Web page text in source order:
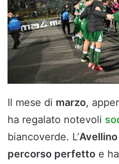
Il mese di marzo,
ha regalato notevoli
biancoverde. L’Avellino
percorso perfetto e